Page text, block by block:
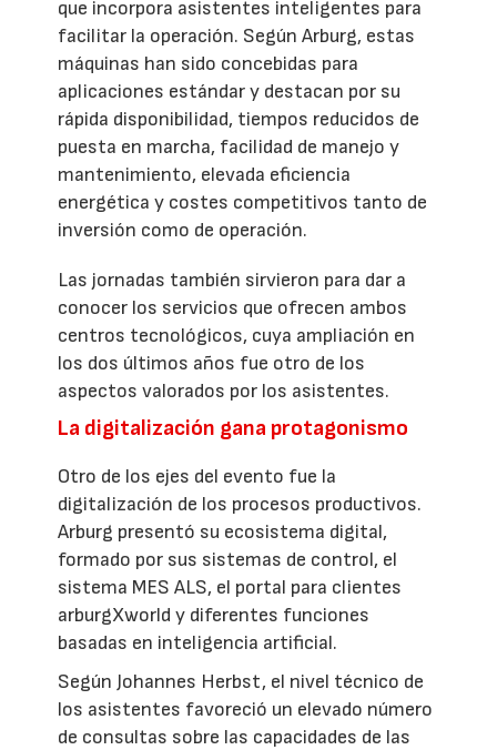
que incorpora asistentes inteligentes para
facilitar la operación. Según Arburg, estas
máquinas han sido concebidas para
aplicaciones estándar y destacan por su
rápida disponibilidad, tiempos reducidos de
puesta en marcha, facilidad de manejo y
mantenimiento, elevada eficiencia
energética y costes competitivos tanto de
inversión como de operación.
Las jornadas también sirvieron para dar a
conocer los servicios que ofrecen ambos
centros tecnológicos, cuya ampliación en
los dos últimos años fue otro de los
aspectos valorados por los asistentes.
La digitalización gana protagonismo
Otro de los ejes del evento fue la
digitalización de los procesos productivos.
Arburg presentó su ecosistema digital,
formado por sus sistemas de control, el
sistema MES ALS, el portal para clientes
arburgXworld y diferentes funciones
basadas en inteligencia artificial.
Según Johannes Herbst, el nivel técnico de
los asistentes favoreció un elevado número
de consultas sobre las capacidades de las